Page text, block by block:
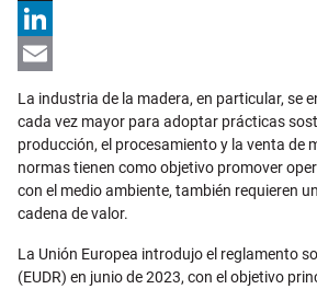
X
LinkedIn
Email
La industria de la madera, en particular, se
cada vez mayor para adoptar prácticas
producción, el procesamiento y la venta de
normas tienen como objetivo promover
con el medio ambiente, también requieren
cadena de valor.
La Unión Europea introdujo el reglamento
(EUDR) en junio de 2023, con el objetivo